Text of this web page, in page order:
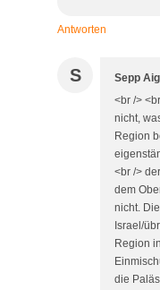
Antworten
S Sepp
<br />
nicht,
Region
<br />
dem
nicht.
Israel/
Region
die